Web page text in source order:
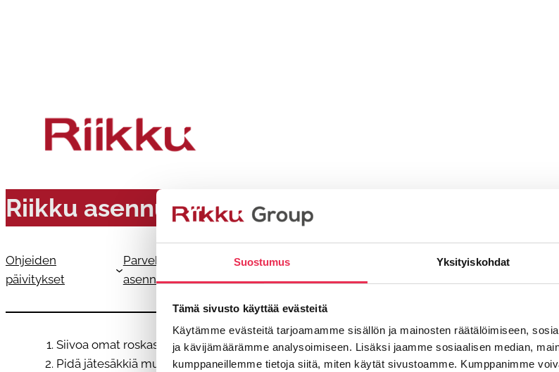
Suostumus Yksityiskohdat
Tämä sivusto käyttää evästeitä
Käytämme evästeitä tarjoamamme sisällön ja mainosten räätälöimiseen,
ja kävijämäärämme analysoimiseen. Lisäksi jaamme sosiaalisen median,
kumppaneillemme tietoja siitä, miten käytät sivustoamme. Kumppanimme
Riikku asennusohjeet
Ohjeiden
päivitykset
Parvekkeen tolpattoman kaiteen
asennus
asennus
R3
Siivoa omat roskasi ja toimita ne sovittuun paikkaan.
Pidä jätesäkkiä mukanasi parvekkeella, myöskin tyhjentynyt osapussi on kätevä roskapussi.